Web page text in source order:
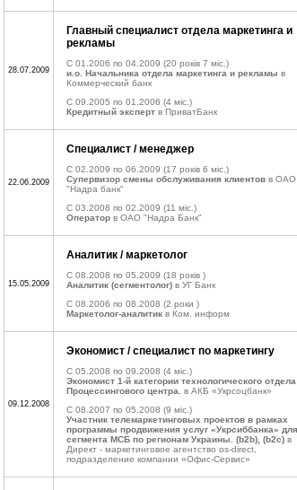
28.07.2009
Главный специалист отдела маркетинга и
рекламы
C 01.2006 по 04.2009 (20 років 7 міс.)
и.о. Начальника отдела маркетинга и рекламы в
Коммерческий банк
C 09.2005 по 01.2006 (4 міс.)
Кредитный эксперт в ПриватБанк
22.06.2009
Специалист / менеджер
C 02.2009 по 06.2009 (17 років 6 міс.)
Cупервизор смены обслуживания клиентов в ОАО
"Надра банк"
C 03.2008 по 02.2009 (11 міс.)
Оператор в ОАО "Надра Банк"
15.05.2009
Аналитик / маркетолог
C 08.2008 по 05.2009 (18 років )
Аналитик (сегментолог) в УГ Банк
C 08.2006 по 08.2008 (2 роки )
Маркетолог-аналитик в Ком. информ
09.12.2008
Экономист / специалист по маркетингу
C 05.2008 по 09.2008 (4 міс.)
Экономист 1-й категории технологического отдела
Процессингового центра.
в АКБ «Укрсоцбанк»
C 08.2007 по 05.2008 (9 міс.)
Участник телемаркетинговых проектов в рамках
программы продвижения услуг «Укрсиббанка» для
сегмента МСБ по регионам Украины. (b2b), (b2c) в
Директ - маркетинговое агентство os-direct,
подразделение компании «Офис-Сервис»